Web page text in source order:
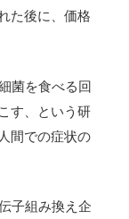
た後に、価格
菌を食べる回
す、という研
間での症状の
子組み換え企